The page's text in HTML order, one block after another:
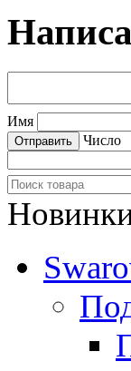
Имя
Число